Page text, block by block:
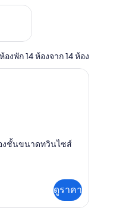
ดาห์หน้า ส.ค. 14 - ส.ค. 16
องพัก 14 ห้องจาก 14 ห้อง
งชั้นขนาดทวินไซส์
ดูราคา